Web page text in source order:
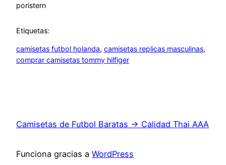
poristern
Etiquetas:
camisetas futbol holanda, camisetas replicas masculinas
comprar camisetas tommy hilfiger
Camisetas de Futbol Baratas → Calidad Thai AAA
Funciona gracias a WordPress